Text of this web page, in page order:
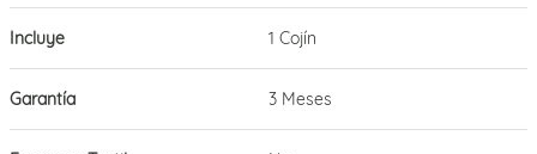
Incluye 1 Cojín
Garantía 3 Meses